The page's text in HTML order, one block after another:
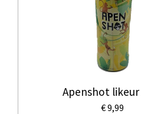
Apenshot likeur
€ 9,99